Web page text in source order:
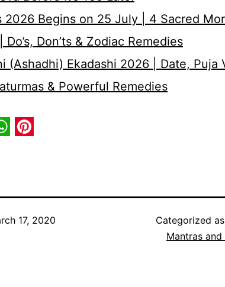
2026 Begins on 25 July | 4 Sacred
Do’s, Don’ts & Zodiac Remedies
(Ashadhi) Ekadashi 2026 | Date, Puja
& Powerful Remedies
17, 2020 Categorized as
Mantras and